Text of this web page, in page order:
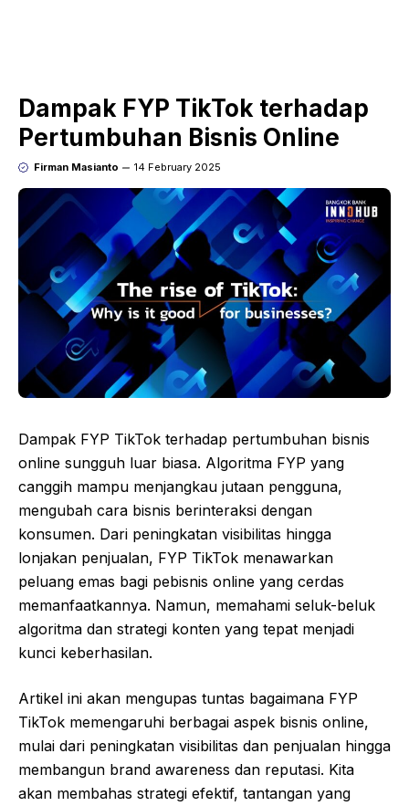
Dampak FYP TikTok terhadap
Pertumbuhan Bisnis Online
Firman Masianto 14 February 2025
Dampak FYP TikTok terhadap pertumbuhan bisnis
online sungguh luar biasa. Algoritma FYP yang
canggih mampu menjangkau jutaan pengguna,
mengubah cara bisnis berinteraksi dengan
konsumen. Dari peningkatan visibilitas hingga
lonjakan penjualan, FYP TikTok menawarkan
peluang emas bagi pebisnis online yang cerdas
memanfaatkannya. Namun, memahami seluk-beluk
algoritma dan strategi konten yang tepat menjadi
kunci keberhasilan.
Artikel ini akan mengupas tuntas bagaimana FYP
TikTok memengaruhi berbagai aspek bisnis online,
mulai dari peningkatan visibilitas dan penjualan hingga
membangun brand awareness dan reputasi. Kita
akan membahas strategi efektif, tantangan yang